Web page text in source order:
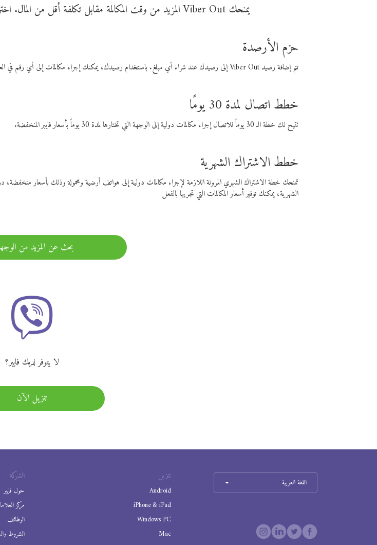
يمنحك Viber Out المزيد من وقت المكالمة مقابل تكلفة أقل من المال. اختر من أحد خيارات الاتصال المرنة ذات السعر المنخفض:
حزم الأرصدة
تتم إضافة رصيد Viber Out إلى رصيدك عند شراء أي مبلغ. باستخدام رصيدك، يمكنك إجراء مكالمات إلى أي رقم في العالم بأسعار فايبر المنخفضة.
خطط اتصال لمدة 30 يومًا
تتيح لك خطة الـ 30 يوماً للاتصال إجراء مكالمات دولية إلى الوجهة التي تختارها لمدة 30 يوماً بأسعار فايبر المنخفضة.
خطط الاشتراك الشهرية
تمنحك خطة الاشتراك الشهري المرونة اللازمة لإجراء مكالمات دولية إلى هواتف أرضية ومحمولة وذلك بأسعار
الشهرية، يمكنك توفير أسعار المكالمات التي تجريها بالفعل
بحث عن المزيد من
لا يتوفر لديك فايبر؟
تنزيل الآن
الشركة
حول فايبر
مركز
الوظائف
الشروط
تنزيل
Android
iPhone & iPad
Windows PC
Mac
اللغة العربية